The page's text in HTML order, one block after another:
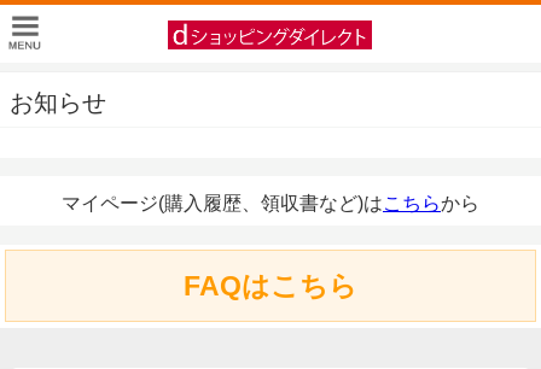
お知らせ
マイページ(購入履歴、領収書など)はこちらから
FAQはこちら